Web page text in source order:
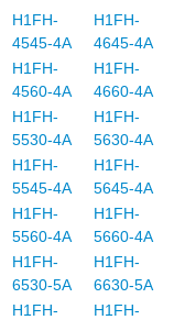
H1FH-
4545-4A
H1FH-
4645-4A
H1FH-
4560-4A
H1FH-
4660-4A
H1FH-
5530-4A
H1FH-
5630-4A
H1FH-
5545-4A
H1FH-
5645-4A
H1FH-
5560-4A
H1FH-
5660-4A
H1FH-
6530-5A
H1FH-
6630-5A
H1FH-
H1FH-